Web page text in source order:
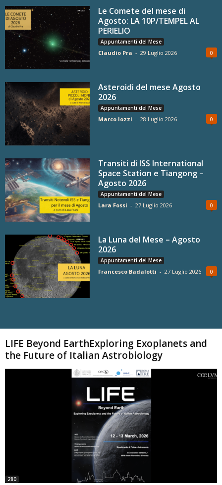
Le Comete del mese di
Agosto: LA 10P/TEMPEL AL
PERIELIO
Appuntamenti del Mese
Claudio Pra - 29 Luglio 2026 0
Asteroidi del mese Agosto
2026
Appuntamenti del Mese
Marco Iozzi - 28 Luglio 2026 0
Transiti di ISS International
Space Station e Tiangong –
Agosto 2026
Appuntamenti del Mese
Lara Fossi - 27 Luglio 2026 0
La Luna del Mese – Agosto
2026
Appuntamenti del Mese
Francesco Badalotti - 27 Luglio 2026 0
LIFE Beyond EarthExploring Exoplanets and
the Future of Italian Astrobiology
280